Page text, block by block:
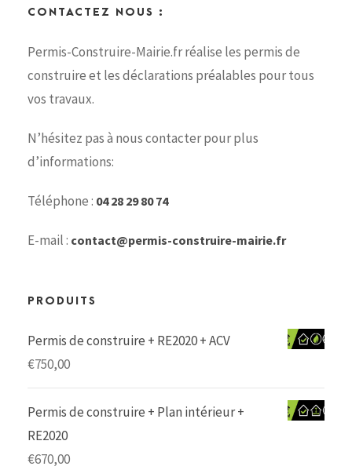
CONTACTEZ NOUS :
Permis-Construire-Mairie.fr réalise les permis de
construire et les déclarations préalables pour tous
vos travaux.
N’hésitez pas à nous contacter pour plus
d’informations:
Téléphone : 04 28 29 80 74
E-mail : contact@permis-construire-mairie.fr
PRODUITS
Permis de construire + RE2020 + ACV
€750,00
Permis de construire + Plan intérieur +
RE2020
€670,00